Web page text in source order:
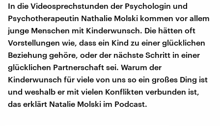
In die Videosprechstunden der Psychologin und
Psychotherapeutin Nathalie Molski kommen vor allem
junge Menschen mit Kinderwunsch. Die hätten oft
Vorstellungen wie, dass ein Kind zu einer glücklichen
Beziehung gehöre, oder der nächste Schritt in einer
glücklichen Partnerschaft sei. Warum der
Kinderwunsch für viele von uns so ein großes Ding ist
und weshalb er mit vielen Konflikten verbunden ist,
das erklärt Natalie Molski im Podcast.